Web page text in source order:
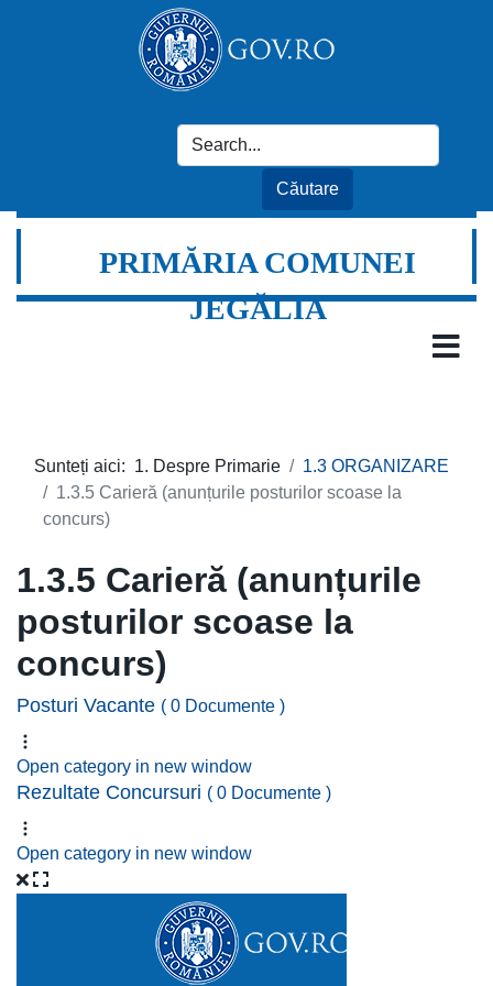
PRIMĂRIA COMUNEI
JEGĂLIA
Sunteți aici: 1. Despre Primarie
1.3 ORGANIZARE
1.3.5 Carieră (anunțurile posturilor scoase la
concurs)
1.3.5 Carieră (anunțurile
posturilor scoase la
concurs)
Posturi Vacante ( 0 Documente )
Open category in new window
Rezultate Concursuri ( 0 Documente )
Open category in new window